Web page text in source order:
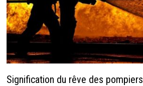
Signification du rêve des pompiers